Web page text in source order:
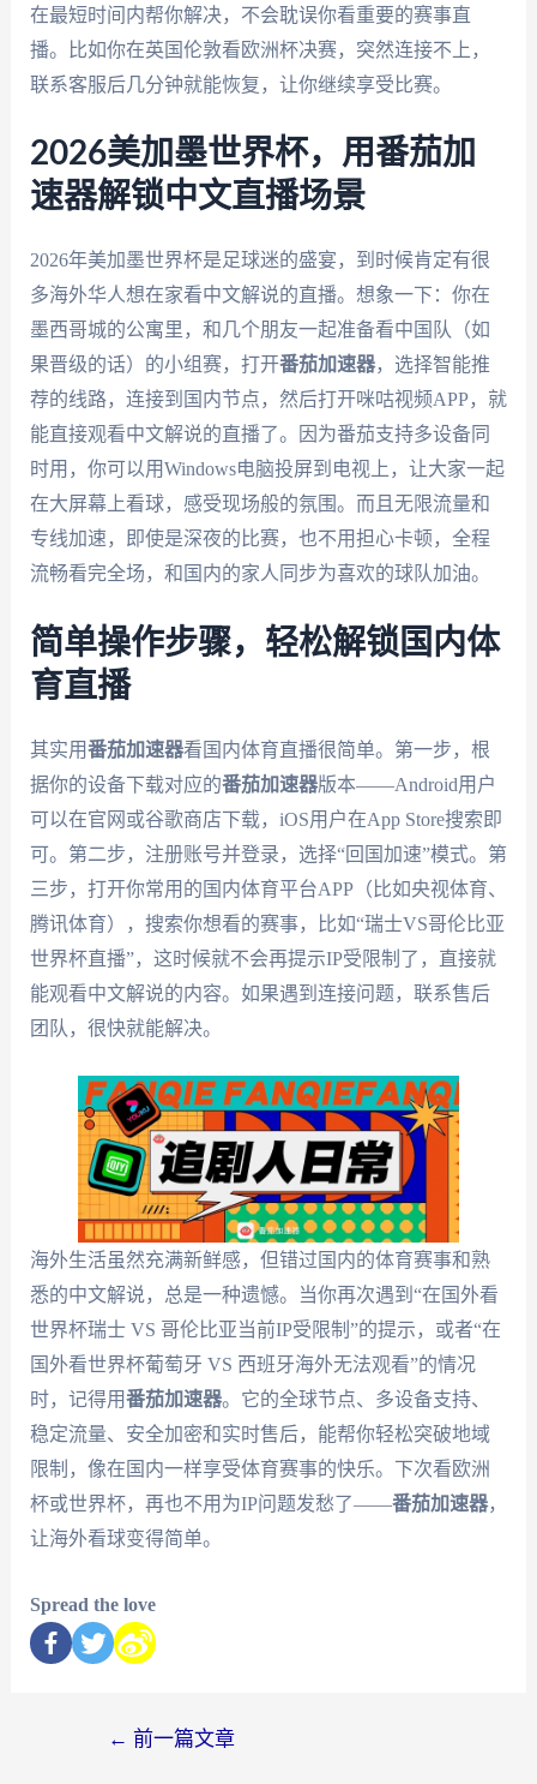
在最短时间内帮你解决，不会耽误你看重要的赛事直
播。比如你在英国伦敦看欧洲杯决赛，突然连接不上，
联系客服后几分钟就能恢复，让你继续享受比赛。
2026美加墨世界杯，用番茄加
速器解锁中文直播场景
2026年美加墨世界杯是足球迷的盛宴，到时候肯定有很
多海外华人想在家看中文解说的直播。想象一下：你在
墨西哥城的公寓里，和几个朋友一起准备看中国队（如
果晋级的话）的小组赛，打开番茄加速器，选择智能推
荐的线路，连接到国内节点，然后打开咪咕视频APP，就
能直接观看中文解说的直播了。因为番茄支持多设备同
时用，你可以用Windows电脑投屏到电视上，让大家一起
在大屏幕上看球，感受现场般的氛围。而且无限流量和
专线加速，即使是深夜的比赛，也不用担心卡顿，全程
流畅看完全场，和国内的家人同步为喜欢的球队加油。
简单操作步骤，轻松解锁国内体
育直播
其实用番茄加速器看国内体育直播很简单。第一步，根
据你的设备下载对应的番茄加速器版本——Android用户
可以在官网或谷歌商店下载，iOS用户在App Store搜索即
可。第二步，注册账号并登录，选择“回国加速”模式。第
三步，打开你常用的国内体育平台APP（比如央视体育、
腾讯体育），搜索你想看的赛事，比如“瑞士VS哥伦比亚
世界杯直播”，这时候就不会再提示IP受限制了，直接就
能观看中文解说的内容。如果遇到连接问题，联系售后
团队，很快就能解决。
海外生活虽然充满新鲜感，但错过国内的体育赛事和熟
悉的中文解说，总是一种遗憾。当你再次遇到“在国外看
世界杯瑞士 VS 哥伦比亚当前IP受限制”的提示，或者“在
国外看世界杯葡萄牙 VS 西班牙海外无法观看”的情况
时，记得用番茄加速器。它的全球节点、多设备支持、
稳定流量、安全加密和实时售后，能帮你轻松突破地域
限制，像在国内一样享受体育赛事的快乐。下次看欧洲
杯或世界杯，再也不用为IP问题发愁了——番茄加速器，
让海外看球变得简单。
Spread the love
← 前一篇文章